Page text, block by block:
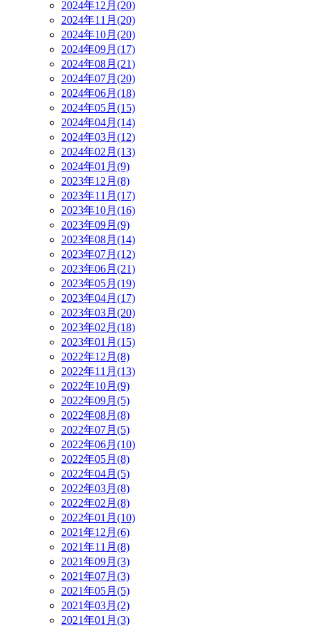
2024年12月(20)
2024年11月(20)
2024年10月(20)
2024年09月(17)
2024年08月(21)
2024年07月(20)
2024年06月(18)
2024年05月(15)
2024年04月(14)
2024年03月(12)
2024年02月(13)
2024年01月(9)
2023年12月(8)
2023年11月(17)
2023年10月(16)
2023年09月(9)
2023年08月(14)
2023年07月(12)
2023年06月(21)
2023年05月(19)
2023年04月(17)
2023年03月(20)
2023年02月(18)
2023年01月(15)
2022年12月(8)
2022年11月(13)
2022年10月(9)
2022年09月(5)
2022年08月(8)
2022年07月(5)
2022年06月(10)
2022年05月(8)
2022年04月(5)
2022年03月(8)
2022年02月(8)
2022年01月(10)
2021年12月(6)
2021年11月(8)
2021年09月(3)
2021年07月(3)
2021年05月(5)
2021年03月(2)
2021年01月(3)